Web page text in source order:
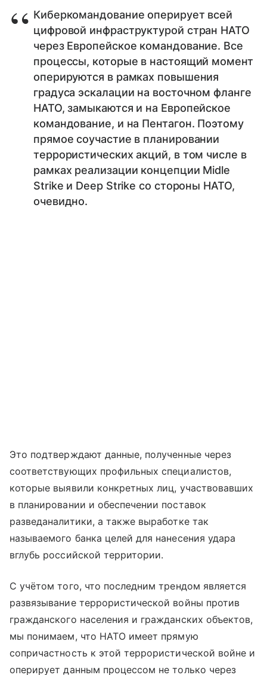
Киберкомандование оперирует всей
цифровой инфраструктурой стран НАТО
через Европейское командование. Все
процессы, которые в настоящий момент
оперируются в рамках повышения
градуса эскалации на восточном фланге
НАТО, замыкаются и на Европейское
командование, и на Пентагон. Поэтому
прямое соучастие в планировании
террористических акций, в том числе в
рамках реализации концепции Midle
Strike и Deep Strike со стороны НАТО,
очевидно.
Это подтверждают данные, полученные через
соответствующих профильных специалистов,
которые выявили конкретных лиц, участвовавших
в планировании и обеспечении поставок
разведаналитики, а также выработке так
называемого банка целей для нанесения удара
вглубь российской территории.
С учётом того, что последним трендом является
развязывание террористической войны против
гражданского населения и гражданских объектов,
мы понимаем, что НАТО имеет прямую
сопричастность к этой террористической войне и
оперирует данным процессом не только через